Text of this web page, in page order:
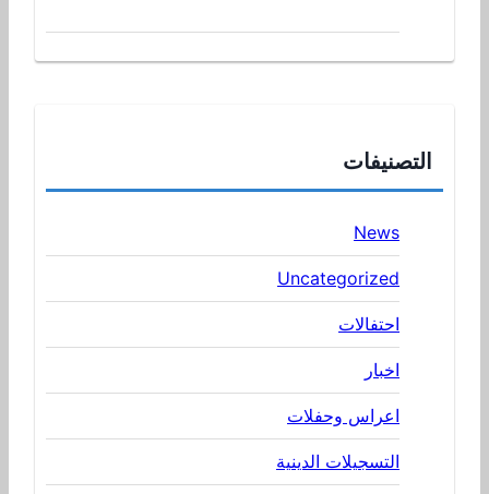
التصنيفات
News
Uncategorized
احتفالات
اخبار
اعراس وحفلات
التسجيلات الدينية